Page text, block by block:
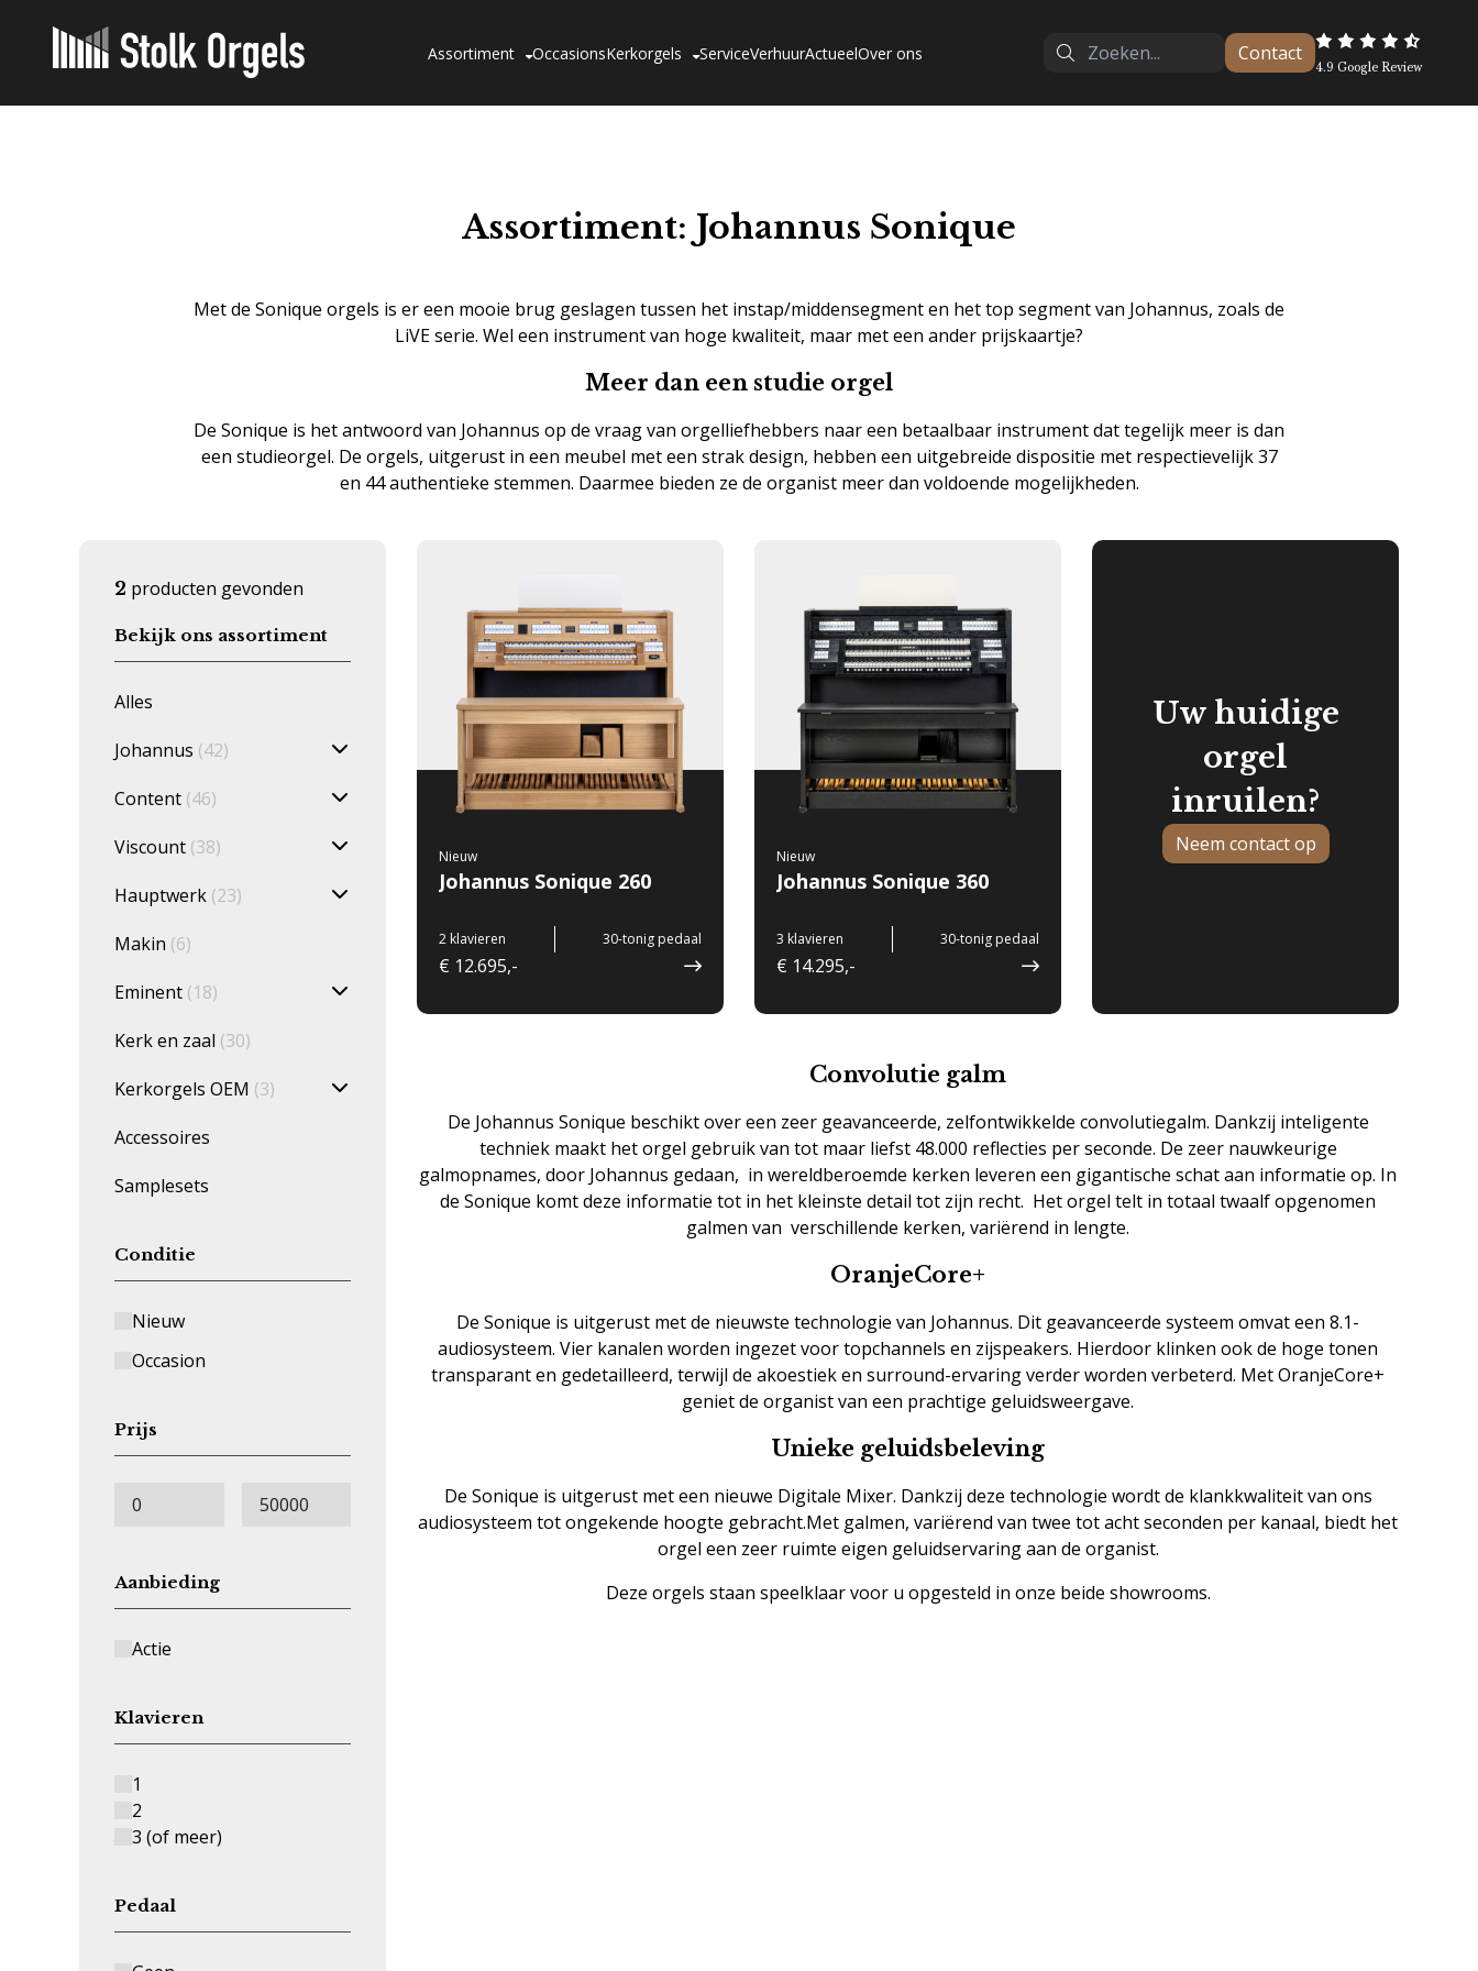
Assortiment OccasionsKerkorgels ServiceVerhuurActueelOver ons Contact
4.9 Google Review
Assortiment: Johannus Sonique
Met de Sonique orgels is er een mooie brug geslagen tussen het instap/middensegment en het top segment van Johannus, zoals de
LiVE serie. Wel een instrument van hoge kwaliteit, maar met een ander prijskaartje?
Meer dan een studie orgel
De Sonique is het antwoord van Johannus op de vraag van orgelliefhebbers naar een betaalbaar instrument dat tegelijk meer is dan
een studieorgel. De orgels, uitgerust in een meubel met een strak design, hebben een uitgebreide dispositie met respectievelijk 37
en 44 authentieke stemmen. Daarmee bieden ze de organist meer dan voldoende mogelijkheden.
2 producten gevonden
Bekijk ons assortiment
Alles
Johannus (42)
Content (46)
Viscount (38)
Hauptwerk (23)
Makin (6)
Eminent (18)
Kerk en zaal (30)
Kerkorgels OEM (3)
Accessoires
Samplesets
Conditie
Nieuw
Occasion
Prijs
Aanbieding
Actie
Klavieren
1
2
3 (of meer)
Pedaal
Nieuw
Johannus Sonique 260
2 klavieren 30-tonig pedaal
€ 12.695,-
Nieuw
Johannus Sonique 360
3 klavieren 30-tonig pedaal
€ 14.295,-
Uw huidige
orgel
inruilen?
Neem contact op
Convolutie galm
De Johannus Sonique beschikt over een zeer geavanceerde, zelfontwikkelde convolutiegalm. Dankzij inteligente
techniek maakt het orgel gebruik van tot maar liefst 48.000 reflecties per seconde. De zeer nauwkeurige
galmopnames, door Johannus gedaan, in wereldberoemde kerken leveren een gigantische schat aan informatie op. In
de Sonique komt deze informatie tot in het kleinste detail tot zijn recht. Het orgel telt in totaal twaalf opgenomen
galmen van verschillende kerken, variërend in lengte.
OranjeCore+
De Sonique is uitgerust met de nieuwste technologie van Johannus. Dit geavanceerde systeem omvat een 8.1-
audiosysteem. Vier kanalen worden ingezet voor topchannels en zijspeakers. Hierdoor klinken ook de hoge tonen
transparant en gedetailleerd, terwijl de akoestiek en surround-ervaring verder worden verbeterd. Met OranjeCore+
geniet de organist van een prachtige geluidsweergave.
Unieke geluidsbeleving
De Sonique is uitgerust met een nieuwe Digitale Mixer. Dankzij deze technologie wordt de klankkwaliteit van ons
audiosysteem tot ongekende hoogte gebracht.Met galmen, variërend van twee tot acht seconden per kanaal, biedt het
orgel een zeer ruimte eigen geluidservaring aan de organist.
Deze orgels staan speelklaar voor u opgesteld in onze beide showrooms.